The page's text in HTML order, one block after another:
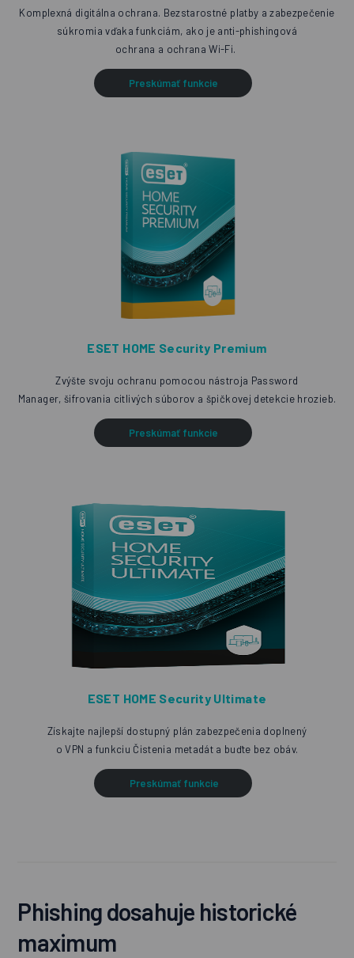
Komplexná digitálna ochrana. Bezstarostné platby a zabezpečenie
súkromia vďaka funkciám, ako je anti-phishingová
ochrana a ochrana Wi-Fi.
Preskúmať funkcie
ESET HOME Security Premium
Zvýšte svoju ochranu pomocou nástroja Password
Manager, šifrovania citlivých súborov a špičkovej detekcie hrozieb.
Preskúmať funkcie
ESET HOME Security Ultimate
Získajte najlepší dostupný plán zabezpečenia doplnený
o VPN a funkciu Čistenia metadát a buďte bez obáv.
Preskúmať funkcie
Phishing dosahuje historické
maximum